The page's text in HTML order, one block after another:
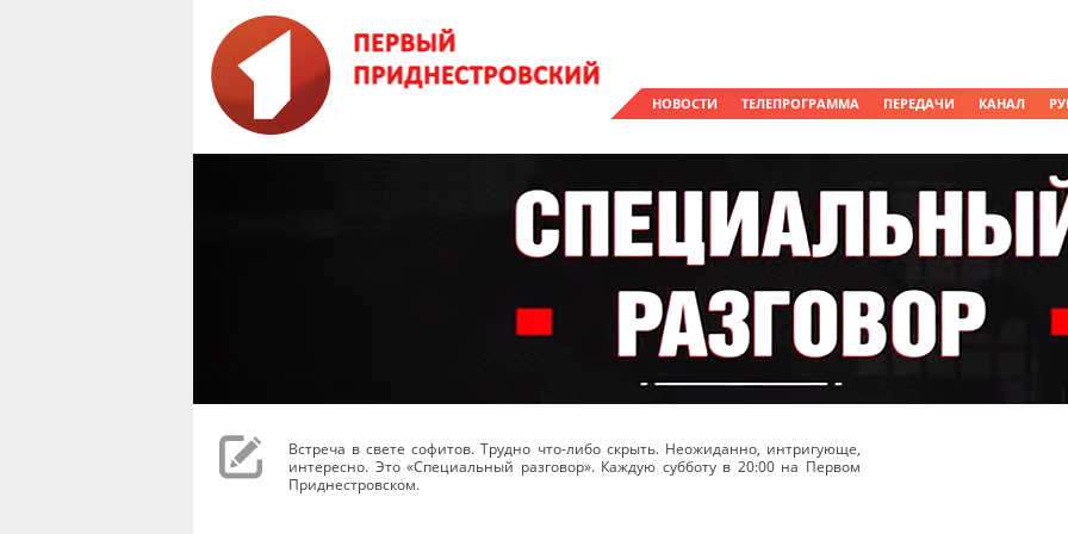
НОВОСТИ ТЕЛЕПРОГРАММА ПЕРЕДАЧИ КАНАЛ
Встреча в свете софитов. Трудно что-либо скрыть. Неожиданно, интригующе,
интересно. Это «Специальный разговор». Каждую субботу в 20:00 на Первом
Приднестровском.